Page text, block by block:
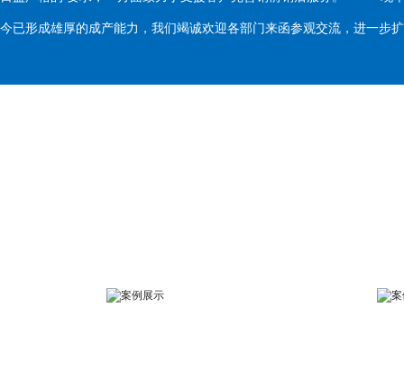
今已形成雄厚的成产能力，我们竭诚欢迎各部门来函参观交流，进一